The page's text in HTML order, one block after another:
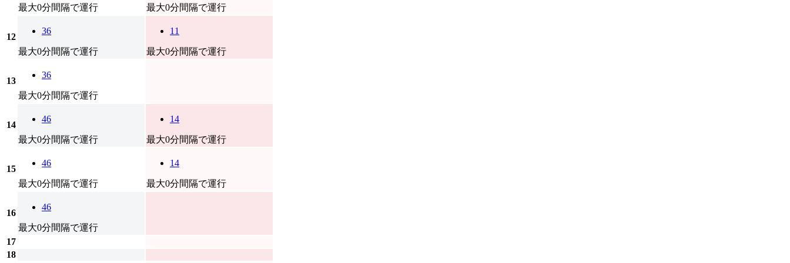
最大0分間隔で運行 最大0分間隔で運行
12
36
最大0分間隔で運行
11
最大0分間隔で運行
13
36
最大0分間隔で運行
14
46
最大0分間隔で運行
14
最大0分間隔で運行
15
46
最大0分間隔で運行
14
最大0分間隔で運行
16
46
最大0分間隔で運行
17
18